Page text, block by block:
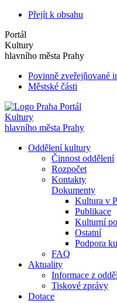
Přejít k obsahu
Portál
Kultury
hlavního města Prahy
Povinně zveřejňované
Městské části
Portál
Kultury
hlavního města Prahy
Oddělení kultury
Činnost oddělení
Rozpočet
Kontakty
Dokumenty
Kultura v
Publikace
Kulturní
Ostatní
Podpora
FAQ
Aktuality
Informace z
Tiskové zprávy
Dotace